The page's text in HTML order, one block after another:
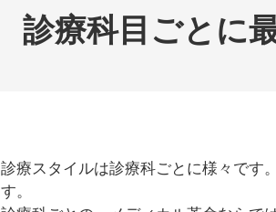
診療科目ごとに
診療スタイルは診療科ごとに様々です
す。